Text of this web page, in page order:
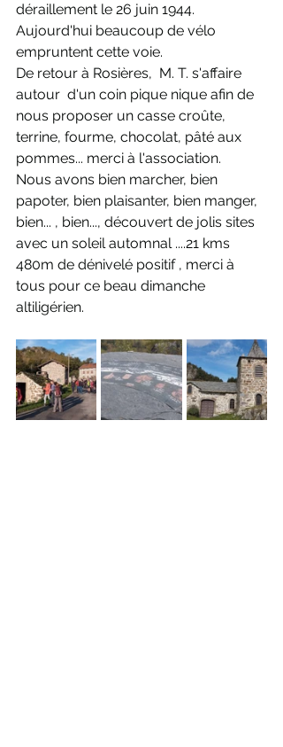
déraillement le 26 juin 1944.
Aujourd'hui beaucoup de vélo
empruntent cette voie.
De retour à Rosières,  M. T. s'affaire
autour  d'un coin pique nique afin de
nous proposer un casse croûte,
terrine, fourme, chocolat, pâté aux
pommes... merci à l'association.
Nous avons bien marcher, bien
papoter, bien plaisanter, bien manger,
bien... , bien..., découvert de jolis sites
avec un soleil automnal ....21 kms
480m de dénivelé positif , merci à
tous pour ce beau dimanche
altiligérien.